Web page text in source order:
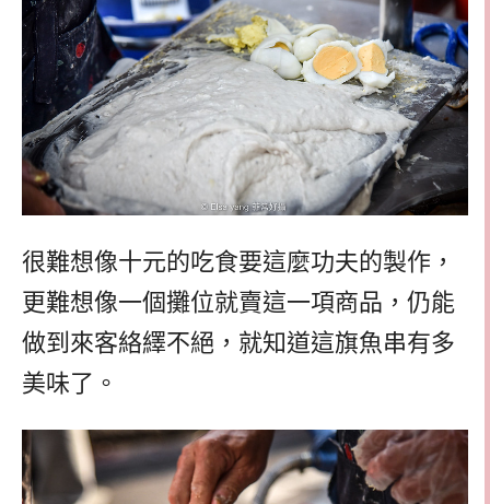
很難想像十元的吃食要這麼功夫的製作，
更難想像一個攤位就賣這一項商品，仍能
做到來客絡繹不絕，就知道這旗魚串有多
美味了。